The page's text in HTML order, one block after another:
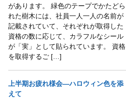
があります。 緑色のテープでかたどら
れた樹木には、社員一人一人の名前が
記載されていて、それぞれが取得した
資格の数に応じて、カラフルなシール
が「実」として貼られています。 資格
を取得するご […]
上半期お疲れ様会―ハロウィン色を添
えて